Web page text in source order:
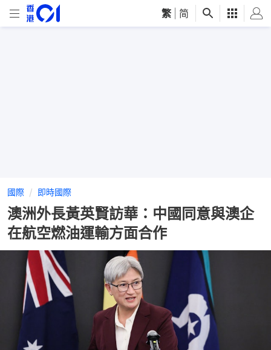
繁 简
國際 即時國際
澳洲外長黃英賢訪華：中國同意與澳企
在航空燃油運輸方面合作